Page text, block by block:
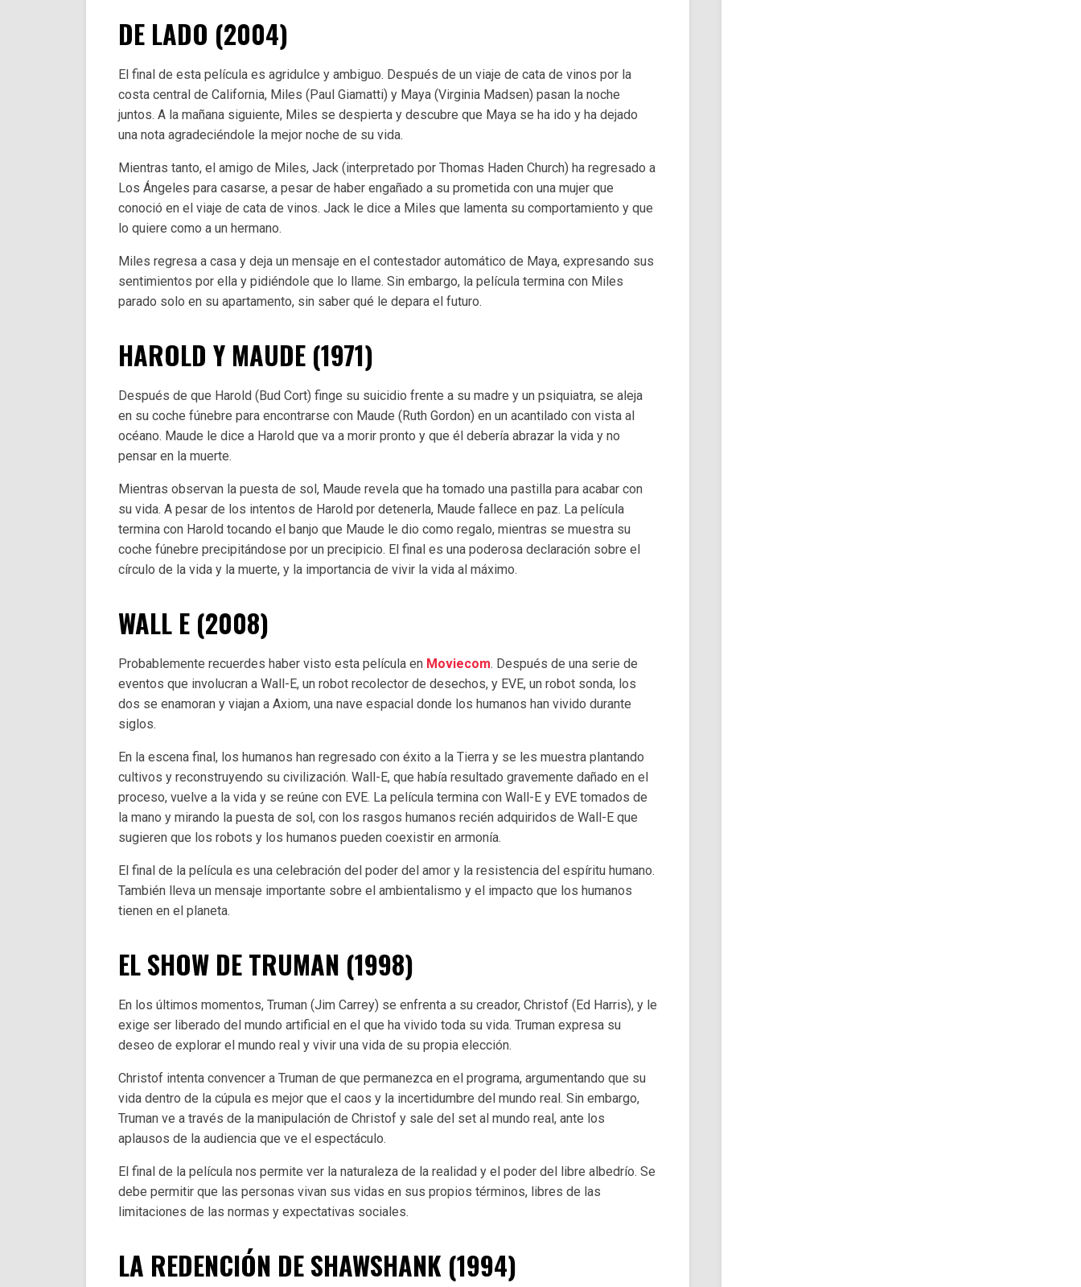
DE LADO (2004)
El final de esta película es agridulce y ambiguo. Después de un viaje de cata de vinos por la
costa central de California, Miles (Paul Giamatti) y Maya (Virginia Madsen) pasan la noche
juntos. A la mañana siguiente, Miles se despierta y descubre que Maya se ha ido y ha dejado
una nota agradeciéndole la mejor noche de su vida.
Mientras tanto, el amigo de Miles, Jack (interpretado por Thomas Haden Church) ha regresado a
Los Ángeles para casarse, a pesar de haber engañado a su prometida con una mujer que
conoció en el viaje de cata de vinos. Jack le dice a Miles que lamenta su comportamiento y que
lo quiere como a un hermano.
Miles regresa a casa y deja un mensaje en el contestador automático de Maya, expresando sus
sentimientos por ella y pidiéndole que lo llame. Sin embargo, la película termina con Miles
parado solo en su apartamento, sin saber qué le depara el futuro.
HAROLD Y MAUDE (1971)
Después de que Harold (Bud Cort) finge su suicidio frente a su madre y un psiquiatra, se aleja
en su coche fúnebre para encontrarse con Maude (Ruth Gordon) en un acantilado con vista al
océano. Maude le dice a Harold que va a morir pronto y que él debería abrazar la vida y no
pensar en la muerte.
Mientras observan la puesta de sol, Maude revela que ha tomado una pastilla para acabar con
su vida. A pesar de los intentos de Harold por detenerla, Maude fallece en paz. La película
termina con Harold tocando el banjo que Maude le dio como regalo, mientras se muestra su
coche fúnebre precipitándose por un precipicio. El final es una poderosa declaración sobre el
círculo de la vida y la muerte, y la importancia de vivir la vida al máximo.
WALL E (2008)
Probablemente recuerdes haber visto esta película en Moviecom. Después de una serie de
eventos que involucran a Wall-E, un robot recolector de desechos, y EVE, un robot sonda, los
dos se enamoran y viajan a Axiom, una nave espacial donde los humanos han vivido durante
siglos.
En la escena final, los humanos han regresado con éxito a la Tierra y se les muestra plantando
cultivos y reconstruyendo su civilización. Wall-E, que había resultado gravemente dañado en el
proceso, vuelve a la vida y se reúne con EVE. La película termina con Wall-E y EVE tomados de
la mano y mirando la puesta de sol, con los rasgos humanos recién adquiridos de Wall-E que
sugieren que los robots y los humanos pueden coexistir en armonía.
El final de la película es una celebración del poder del amor y la resistencia del espíritu humano.
También lleva un mensaje importante sobre el ambientalismo y el impacto que los humanos
tienen en el planeta.
EL SHOW DE TRUMAN (1998)
En los últimos momentos, Truman (Jim Carrey) se enfrenta a su creador, Christof (Ed Harris), y le
exige ser liberado del mundo artificial en el que ha vivido toda su vida. Truman expresa su
deseo de explorar el mundo real y vivir una vida de su propia elección.
Christof intenta convencer a Truman de que permanezca en el programa, argumentando que su
vida dentro de la cúpula es mejor que el caos y la incertidumbre del mundo real. Sin embargo,
Truman ve a través de la manipulación de Christof y sale del set al mundo real, ante los
aplausos de la audiencia que ve el espectáculo.
El final de la película nos permite ver la naturaleza de la realidad y el poder del libre albedrío. Se
debe permitir que las personas vivan sus vidas en sus propios términos, libres de las
limitaciones de las normas y expectativas sociales.
LA REDENCIÓN DE SHAWSHANK (1994)